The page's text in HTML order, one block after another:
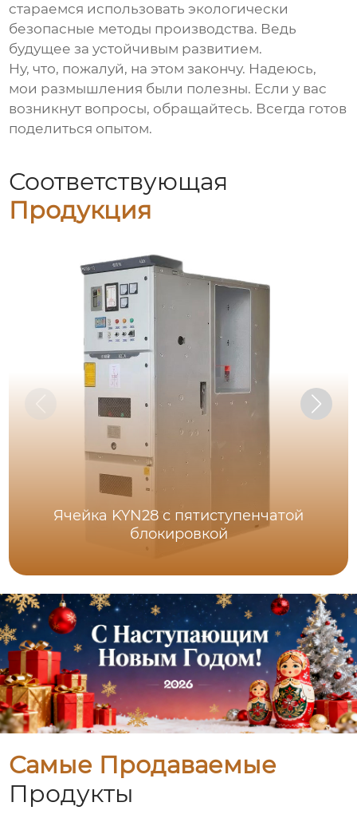
стараемся использовать экологически
безопасные методы производства. Ведь
будущее за устойчивым развитием.
Ну, что, пожалуй, на этом закончу. Надеюсь,
мои размышления были полезны. Если у вас
возникнут вопросы, обращайтесь. Всегда готов
поделиться опытом.
Соответствующая
Продукция
Ячейка KYN28 с пятиступенчатой
блокировкой
Самые Продаваемые
Продукты